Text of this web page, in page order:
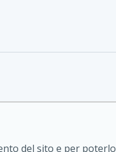
del sito e per poterlo